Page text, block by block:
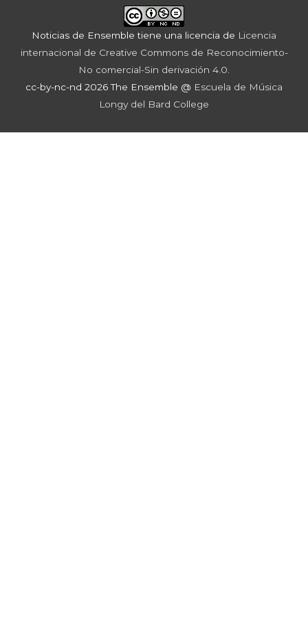
Noticias de Ensemble tiene una licencia de Licencia
internacional de Creative Commons de Reconocimiento-
No comercial-Sin derivación 4.0.
cc-by-nc-nd 2026 The Ensemble @ Escuela de Música
Longy del Bard College